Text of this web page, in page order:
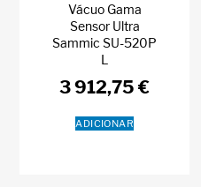
Vácuo Gama
Sensor Ultra
Sammic SU-520P
L
3 912,75€
ADICIONAR